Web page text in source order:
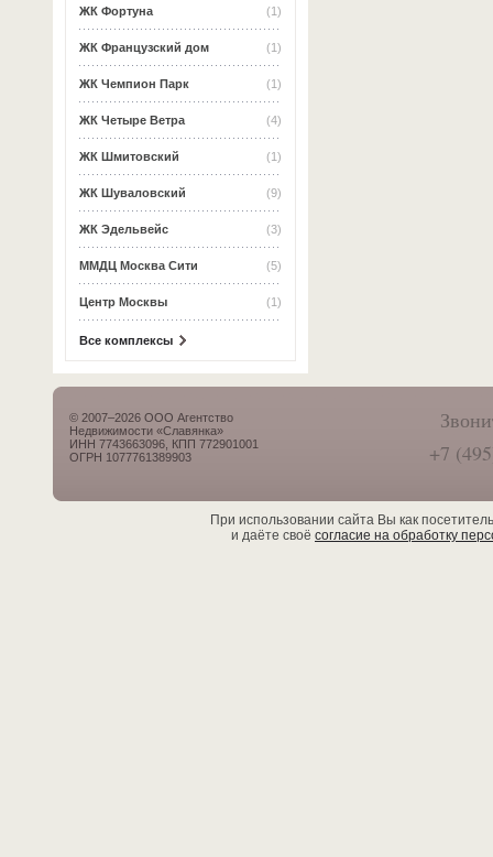
(1)
ЖК Фортуна
(1)
ЖК Французский дом
(1)
ЖК Чемпион Парк
(4)
ЖК Четыре Ветра
(1)
ЖК Шмитовский
(9)
ЖК Шуваловский
(3)
ЖК Эдельвейс
(5)
ММДЦ Москва Сити
(1)
Центр Москвы
Все комплексы
© 2007–2026 ООО Агентство
Недвижимости «Славянка»
ИНН 7743663096, КПП 772901001
ОГРН 1077761389903
+7
При использовании сайта Вы как
и даёте своё согласие на обработку